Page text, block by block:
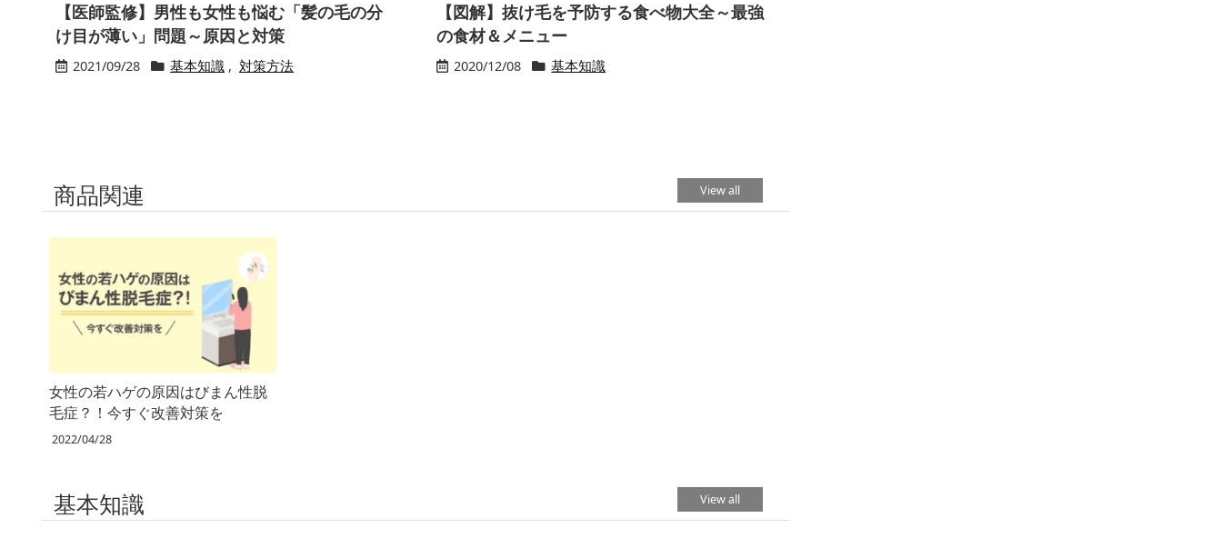
【医師監修】男性も女性も悩む「髪の毛の分
け目が薄い」問題～原因と対策
2021/09/28 基本知識 , 対策方法
【図解】抜け毛を予防する食べ物大全～最強
の食材＆メニュー
2020/12/08 基本知識
View all
商品関連
女性の若ハゲの原因はびまん性脱
毛症？！今すぐ改善対策を
2022/04/28
View all
基本知識